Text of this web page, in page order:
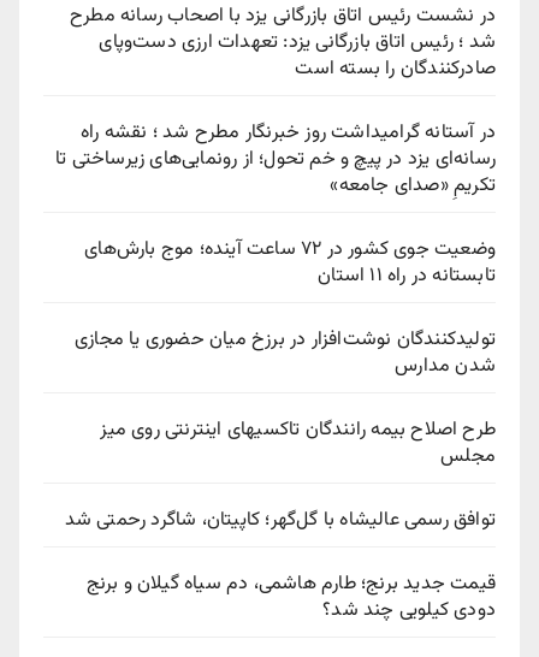
در نشست رئیس اتاق بازرگانی یزد با اصحاب رسانه مطرح
شد ؛ رئیس اتاق بازرگانی یزد: تعهدات ارزی دست‌وپای
صادرکنندگان را بسته است
در آستانه گرامیداشت روز خبرنگار مطرح شد ؛ نقشه راه
رسانه‌ای یزد در پیچ‌ و خم تحول؛ از رونمایی‌های زیرساختی تا
تکریمِ «صدای جامعه»
وضعیت جوی کشور در ۷۲ ساعت آینده؛ موج بارش‌های
تابستانه در راه ۱۱ استان
تولیدکنندگان نوشت‌افزار در برزخ میان حضوری یا مجازی
شدن مدارس
طرح اصلاح بیمه رانندگان تاکسیهای اینترنتی روی میز
مجلس
توافق رسمی عالیشاه با گل‌گهر؛ کاپیتان، شاگرد رحمتی شد
قیمت جدید برنج؛ طارم هاشمی، دم سیاه گیلان و برنج
دودی کیلویی چند شد؟